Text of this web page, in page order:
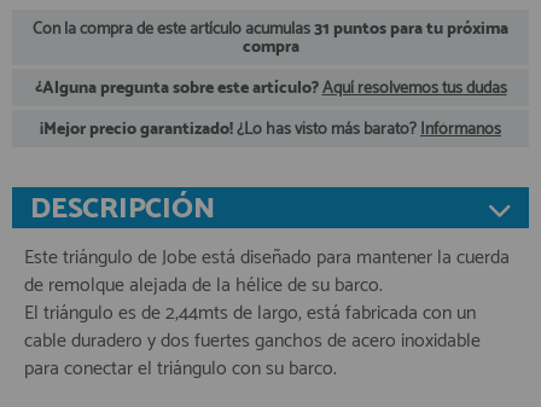
910 51 49 87 Solo para
Whatsapp
info@francobordo.com
Con la compra de este artículo acumulas31 puntos para tu próxima
compra
¿Alguna pregunta sobre este artículo?Aquí resolvemos tus dudas
¡Mejor precio garantizado!¿Lo has visto más barato?Infórmanos
DESCRIPCIÓN
Este triángulo de Jobe está diseñado para mantener la cuerda
de remolque alejada de la hélice de su barco.
El triángulo es de 2,44mts de largo, está fabricada con un
cable duradero y dos fuertes ganchos de acero inoxidable
para conectar el triángulo con su barco.